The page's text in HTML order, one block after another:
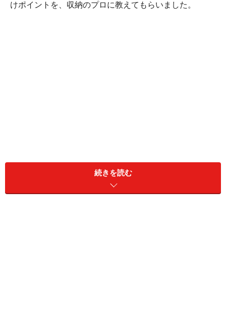
けポイントを、収納のプロに教えてもらいました。
食器棚を使わない収納方法！食器はスタッキングと
続きを読む